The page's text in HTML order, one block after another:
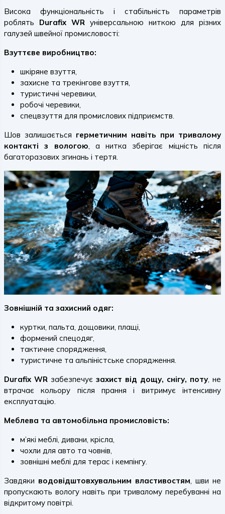
Висока функціональність і стабільність параметрів
роблять Durafix WR універсальною ниткою для різних
галузей швейної промисловості:
Взуттєве виробництво:
шкіряне взуття,
захисне та трекінгове взуття,
туристичні черевики,
робочі черевики,
спецвзуття для промислових підприємств.
Шов залишається герметичним навіть при тривалому
контакті з вологою, а нитка зберігає міцність після
багаторазових згинань і тертя.
Зовнішній та захисний одяг:
куртки, пальта, дощовики, плащі,
формений спецодяг,
тактичне спорядження,
туристичне та альпіністське спорядження.
Durafix WR забезпечує захист від дощу, снігу, поту, не
втрачає кольору після прання і витримує інтенсивну
експлуатацію.
Меблева та автомобільна промисловість:
м’які меблі, дивани, крісла,
чохли для авто та човнів,
зовнішні меблі для терас і кемпінгу.
Завдяки водовідштовхувальним властивостям, шви не
пропускають вологу навіть при тривалому перебуванні на
відкритому повітрі.